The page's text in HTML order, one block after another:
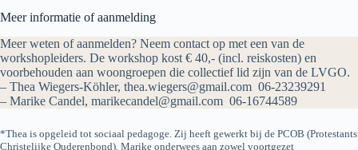
Meer informatie of aanmelding
Meer weten of aanmelden? Neem contact op met een van de
workshopleiders. De workshop kost € 40,- (incl. reiskosten) en
voorbehouden aan woongroepen die collectief lid zijn van de LVGO.
– Thea Wiegers-Köhler, thea.wiegers@gmail.com 06-23239291
– Marike Candel, marikecandel@gmail.com 06-16744589
*Thea is opgeleid tot sociaal pedagoge. Zij heeft gewerkt bij de PCOB (Protestants
Christelijke Ouderenbond). Marike onderwees aan zowel voortgezet